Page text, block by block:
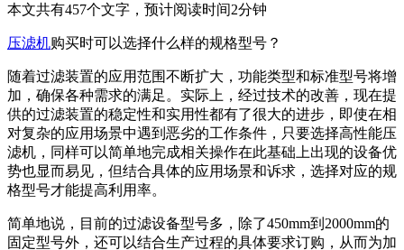
本文共有457个文字，预计阅读时间2分钟
压滤机购买时可以选择什么样的规格型号？
随着过滤装置的应用范围不断扩大，功能类型和标准型号将增
加，确保各种需求的满足。实际上，经过技术的改善，现在提
供的过滤装置的稳定性和实用性都有了很大的进步，即使在相
对复杂的应用场景中遇到恶劣的工作条件，只要选择高性能压
滤机，同样可以简单地完成相关操作在此基础上出现的设备优
势也显而易见，但结合具体的应用场景和诉求，选择对应的规
格型号才能提高利用率。
简单地说，目前的过滤设备型号多，除了450mm到2000mm的
固定型号外，还可以结合生产过程的具体要求订购，从而为加